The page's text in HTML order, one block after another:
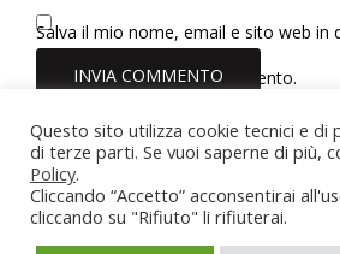
Salva il mio nome, email e sito web in
la prossima volta che commento.
Dott.ssa Erica Tinelli
Partita IVA:
Iscrizione Albo Psicologi del
erica.tinelli@hotmail.it-
Questo sito utilizza cookie tecnici e di
di terze parti. Se vuoi saperne di più,
Policy.
Cliccando “Accetto” acconsentirai
cliccando su "Rifiuto" li rifiuterai.